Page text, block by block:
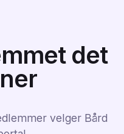
det
velger Bård